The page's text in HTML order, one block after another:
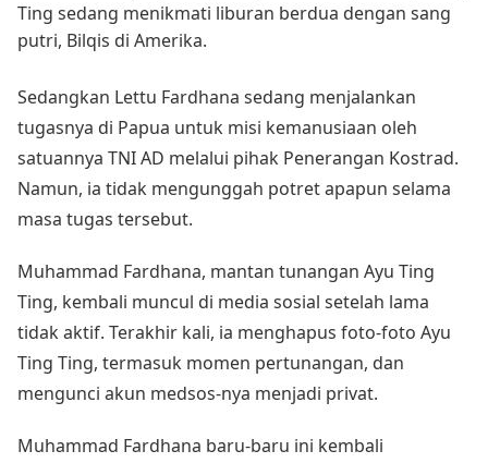
Ting sedang menikmati liburan berdua dengan sang
putri, Bilqis di Amerika.
Sedangkan Lettu Fardhana sedang menjalankan
tugasnya di Papua untuk misi kemanusiaan oleh
satuannya TNI AD melalui pihak Penerangan Kostrad.
Namun, ia tidak mengunggah potret apapun selama
masa tugas tersebut.
Muhammad Fardhana, mantan tunangan Ayu Ting
Ting, kembali muncul di media sosial setelah lama
tidak aktif. Terakhir kali, ia menghapus foto-foto Ayu
Ting Ting, termasuk momen pertunangan, dan
mengunci akun medsos-nya menjadi privat.
Muhammad Fardhana baru-baru ini kembali